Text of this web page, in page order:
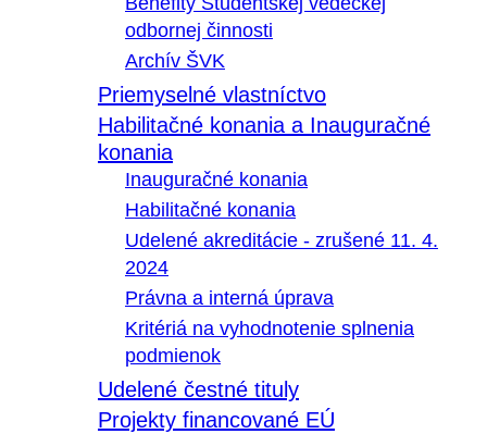
odbornej činnosti
Archív ŠVK
Priemyselné vlastníctvo
Habilitačné konania a Inauguračné
konania
Inauguračné konania
Habilitačné konania
Udelené akreditácie - zrušené 11. 4.
2024
Právna a interná úprava
Kritériá na vyhodnotenie splnenia
podmienok
Udelené čestné tituly
Projekty financované EÚ